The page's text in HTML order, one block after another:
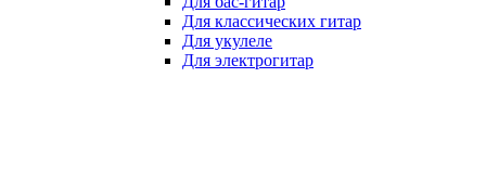
Для классических гитар
Для укулеле
Для электрогитар